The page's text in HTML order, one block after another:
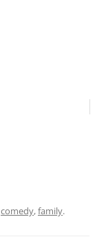
comedy,family.